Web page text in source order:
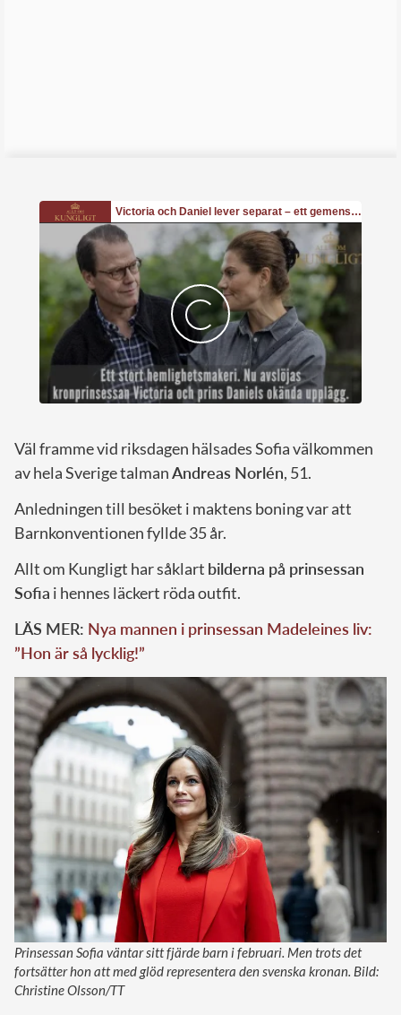
Väl framme vid riksdagen hälsades Sofia välkommen
av hela Sverige talmanAndreas Norlén, 51.
Anledningen till besöket i maktens boning var att
Barnkonventionen fyllde 35 år.
Allt om Kungligt har såklart bilderna på prinsessan
Sofia i hennes läckert röda outfit.
LÄS MER: Nya mannen i prinsessan Madeleines liv:
”Hon är så lycklig!”
Prinsessan Sofia väntar sitt fjärde barn i februari. Men trots det
fortsätter hon att med glöd representera den svenska kronan. Bild:
Christine Olsson/TT